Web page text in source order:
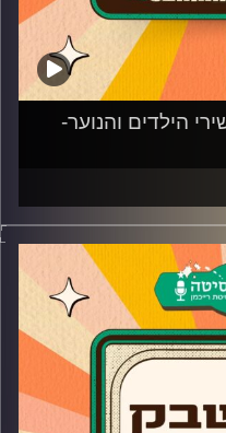
רק חלק קטן מהמצעד – אז
שלכם?
שירי הילדים והנוער-
צח שמעון מביא לכם מוזיקה נוסטלגית משנות ה-90, שנות
ואפילו הפסטיגלים
וחוויות נעורים
2022!
אתם בוחרים שיר